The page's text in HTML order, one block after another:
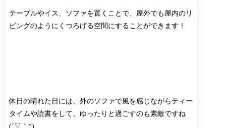
テーブルやイス、ソファを置くことで、屋外でも屋内のリ
ビングのようにくつろげる空間にすることができます！
休日の晴れた日には、外のソファで風を感じながらティー
タイムや読書をして、ゆったりと過ごすのも素敵ですね
(´▽｀*)